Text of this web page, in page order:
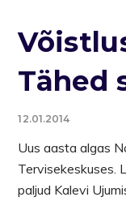
Tähed
12.01.2014
Uus aasta algas
Tervisekeskuses.
paljud Kalevi